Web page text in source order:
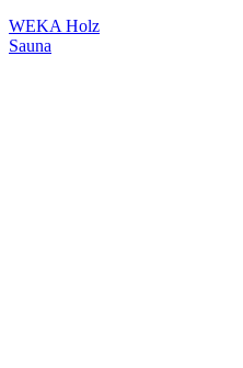
WEKA Holz
Sauna